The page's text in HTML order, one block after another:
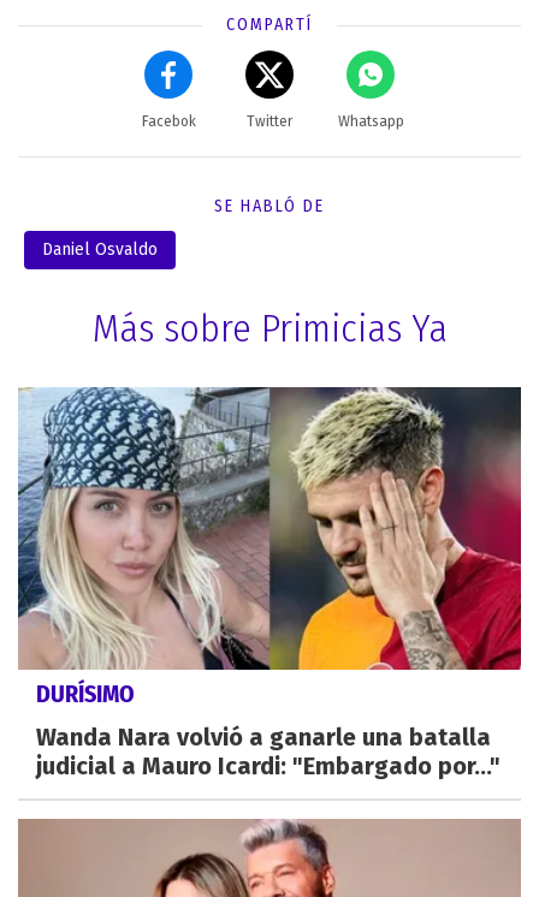
COMPARTÍ
Facebok Twitter Whatsapp
SE HABLÓ DE
Daniel Osvaldo
Más sobre Primicias Ya
DURÍSIMO
Wanda Nara volvió a ganarle una batalla
judicial a Mauro Icardi: "Embargado por..."